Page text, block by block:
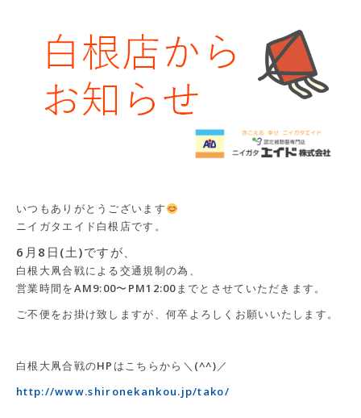
いつもありがとうございます
ニイガタエイド白根店です。
6月8日(土)ですが、
白根大凧合戦による交通規制の為、
営業時間をAM9:00〜PM12:00までとさせていただきます。
ご不便をお掛け致しますが、何卒よろしくお願いいたします。
白根大凧合戦のHPはこちらから＼(^^)／
http://www.shironekankou.jp/tako/